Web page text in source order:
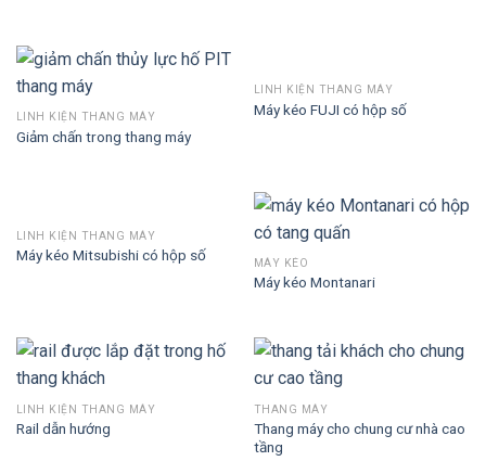
LINH KIỆN THANG MÁY
Giảm chấn trong thang máy
LINH KIỆN THANG MÁY
Máy kéo FUJI có hộp số
LINH KIỆN THANG MÁY
Máy kéo Mitsubishi có hộp số MÁY KÉO
Máy kéo Montanari
LINH KIỆN THANG MÁY
Rail dẫn hướng
THANG MÁY
Thang máy cho chung cư nhà cao
tầng